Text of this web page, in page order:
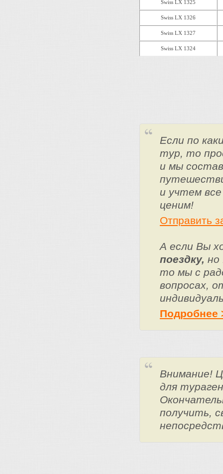
Swiss LX 1325
Swiss LX 1326
Swiss LX 1327
Swiss LX 1324
Если по
тур, то
и мы
и учтем
ценим!
Отправить
А если Вы
поездку, но
то мы с
вопросах,
Подробнее
Внимание!
для
получить,